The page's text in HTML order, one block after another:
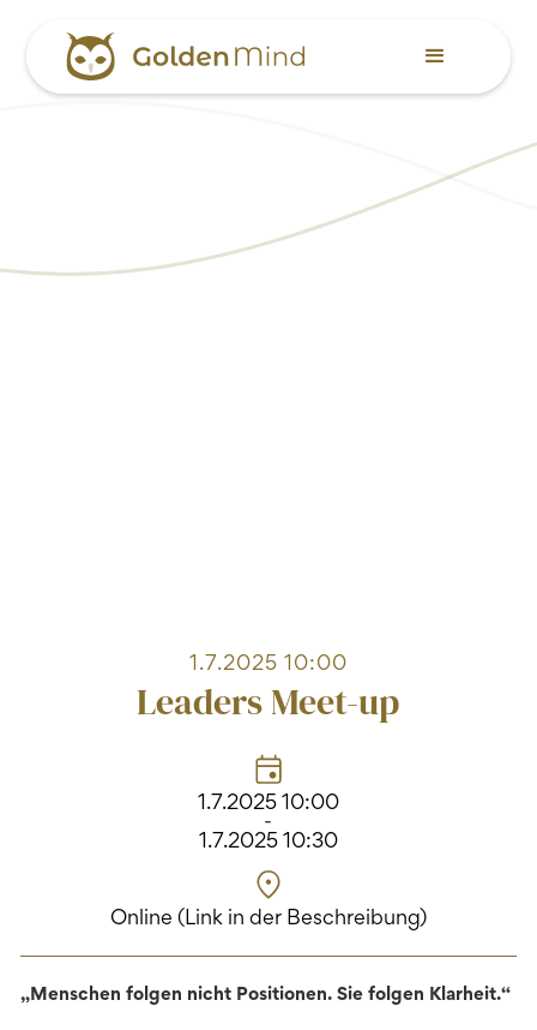
1.7.2025 10:00
Leaders Meet-up
1.7.2025 10:00
-
1.7.2025 10:30
Online (Link in der Beschreibung)
„Menschen folgen nicht Positionen. Sie folgen Klarheit.“